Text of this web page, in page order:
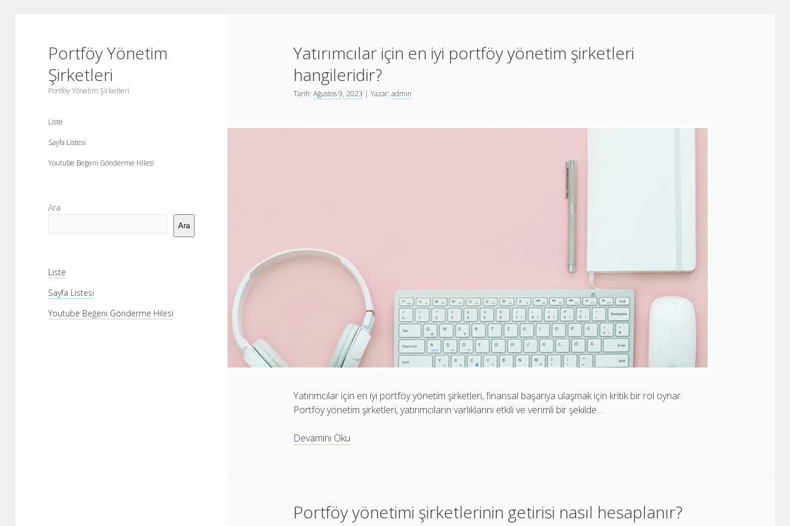
Portföy Yönetim
Şirketleri
Portföy Yönetim Şirketleri
Liste
Sayfa Listesi
Youtube Beğeni Gönderme Hilesi
Yan
Menü
Ara
Ara
Liste
Sayfa Listesi
Youtube Beğeni Gönderme Hilesi
Portföy
Yönetim
Şirketleri
Yatırımcılar için en iyi portföy yönetim şirketleri
hangileridir?
Tarih:Ağustos 9, 2023 | Yazar:admin
Yatırımcılar için en iyi portföy yönetim şirketleri, finansal başarıya ulaşmak için kritik bir rol oynar.
Portföy yönetim şirketleri, yatırımcıların varlıklarını etkili ve verimli bir şekilde…
Devamını Oku
yönetim
şirketleri
Portföy yönetimi şirketlerinin getirisi nasıl hesaplanır?